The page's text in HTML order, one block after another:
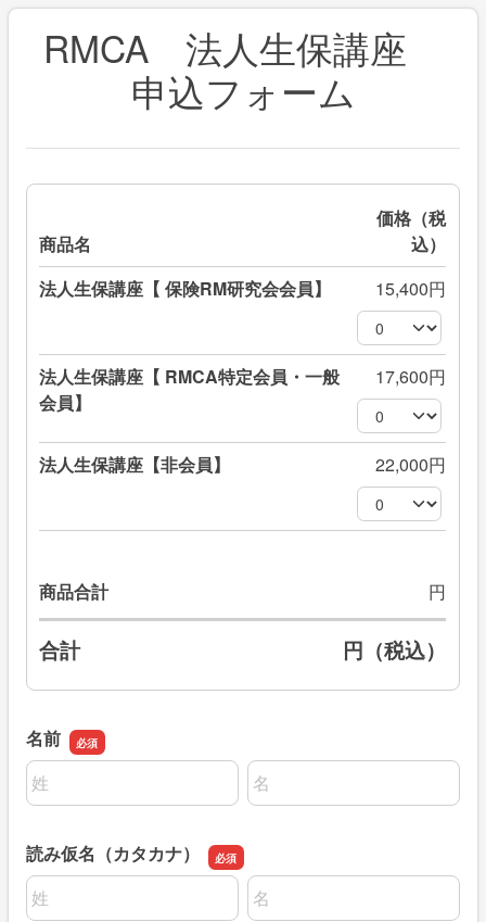
RMCA 法人生保講座
申込フォーム
商品名
価格（税
込）
法人生保講座【 保険RM研究会会員】
15,400円
法人生保講座【 RMCA特定会員・一般
会員】
17,600円
法人生保講座【非会員】 22,000円
商品合計 円
合計 円（税込）
名前
名前の姓
名前の名
読み仮名（カタカナ）
名前の姓
名前の名